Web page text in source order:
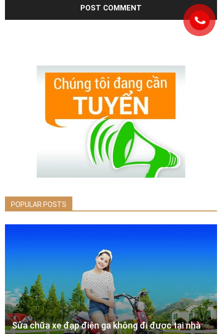
POPULAR POSTS
Sửa chữa xe đạp điện ga không đi được tại nhà